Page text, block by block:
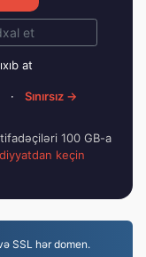
et
at
· Sınırsız →
100 GB-a
keçin
SSL hər domen.